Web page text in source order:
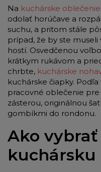
Na kuchárske oblečenie
odolať horúčave a
suchu, a pritom stále
prípad, že by ste
hostí. Osvedčenou
krátkym rukávom a
chrbte, kuchárske
kuchárske čiapky.
pracovné oblečenie
zásterou, originálnou
gombíkmi do rondonu.
Ako
kuchársku